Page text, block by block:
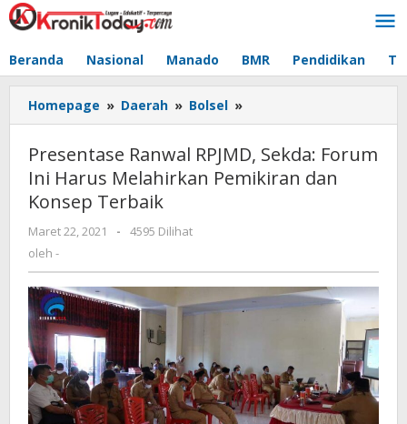
Lewati
ke
Beranda Nasional Manado BMR Pendidikan
Homepage » Daerah » Bolsel »
Ranwal
RPJMD,
Sekda:
Forum
dan
Konsep
Terbaik
Presentase Ranwal RPJMD, Sekda: Forum
Ini Harus Melahirkan Pemikiran dan
Konsep Terbaik
Maret 22, 2021
oleh
-
4595 Dilihat
oleh -